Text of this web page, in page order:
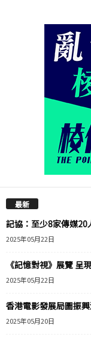
最新
記協：至少8家傳媒20
2025年05月22日
《記憶對視》展覽 呈
2025年05月22日
香港電影發展局圖振
2025年05月20日